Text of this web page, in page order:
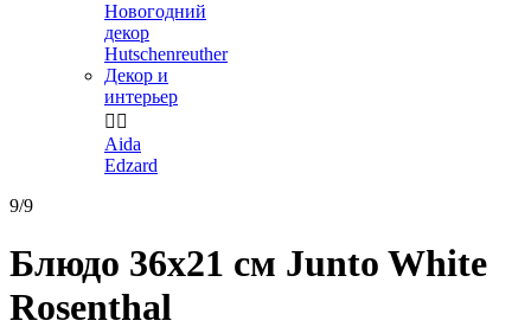
Новогодний
декор
Hutschenreuther
Декор и
интерьер
 
Aida
Edzard
9/9
Блюдо 36х21 см Junto White
Rosenthal